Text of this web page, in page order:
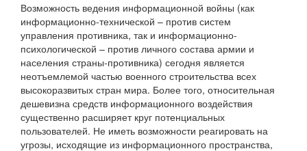
Возможность ведения информационной войны (как
информационно-технической – против систем
управления противника, так и информационно-
психологической – против личного состава армии и
населения страны-противника) сегодня является
неотъемлемой частью военного строительства всех
высокоразвитых стран мира. Более того, относительная
дешевизна средств информационного воздействия
существенно расширяет круг потенциальных
пользователей. Не иметь возможности реагировать на
угрозы, исходящие из информационного пространства,